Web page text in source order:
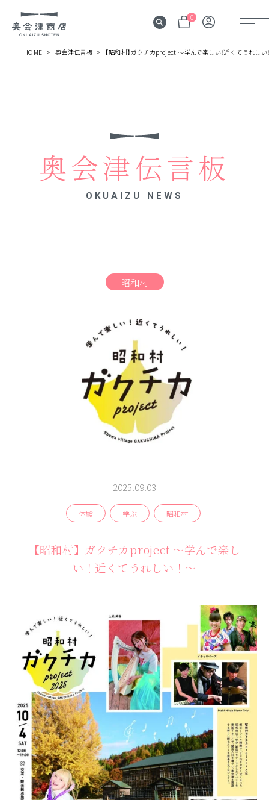
0
見所
よむ
お問い合わせ
HOME 奥会津伝言板 【昭和村】ガクチカproject ～学んで楽しい！近くてうれしい
奥会津伝言板
OKUAIZU NEWS
昭和村
2025.09.03
体験 学ぶ 昭和村
【昭和村】ガクチカproject ～学んで楽し
い！近くてうれしい！～